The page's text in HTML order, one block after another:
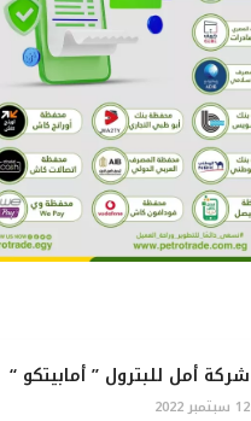
شركة أمل للبترول ” أمابيتكو “
12 سبتمبر 2022